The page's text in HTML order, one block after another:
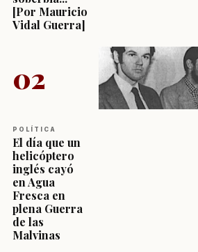
[Por Mauricio
Vidal Guerra]
02
POLÍTICA
El día que un
helicóptero
inglés cayó
en Agua
Fresca en
plena Guerra
de las
Malvinas